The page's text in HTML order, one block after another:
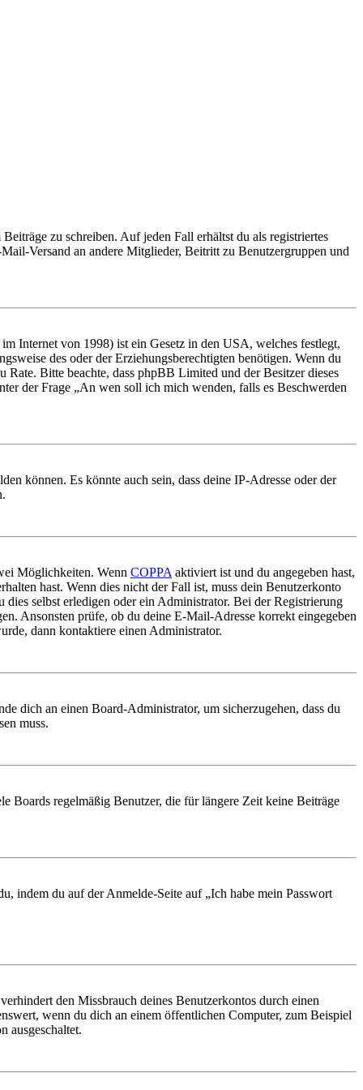
zu schreiben. Auf jeden Fall erhältst du als registriertes
Versand an andere Mitglieder, Beitritt zu Benutzergruppen und
Internet von 1998) ist ein Gesetz in den USA, welches festlegt,
des oder der Erziehungsberechtigten benötigen. Wenn du
Bitte beachte, dass phpBB Limited und der Besitzer dieses
der Frage „An wen soll ich mich wenden, falls es Beschwerden
können. Es könnte auch sein, dass deine IP-Adresse oder der
Möglichkeiten. Wenn COPPA aktiviert ist und du angegeben hast,
hast. Wenn dies nicht der Fall ist, muss dein Benutzerkonto
selbst erledigen oder ein Administrator. Bei der Registrierung
Ansonsten prüfe, ob du deine E-Mail-Adresse korrekt eingegeben
dann kontaktiere einen Administrator.
dich an einen Board-Administrator, um sicherzugehen, dass du
muss.
Boards regelmäßig Benutzer, die für längere Zeit keine Beiträge
indem du auf der Anmelde-Seite auf „Ich habe mein Passwort
den Missbrauch deines Benutzerkontos durch einen
wenn du dich an einem öffentlichen Computer, zum Beispiel
ausgeschaltet.